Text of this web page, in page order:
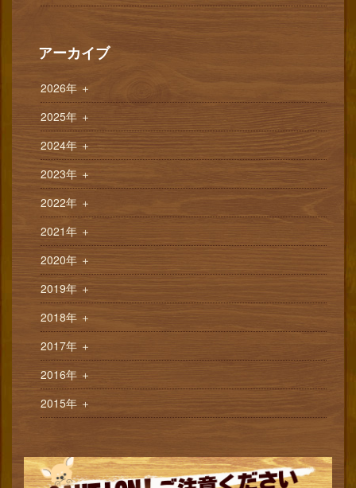
アーカイブ
2026年 ＋
2025年 ＋
2024年＋
2023年 ＋
2022年 ＋
2021年 ＋
2020年 ＋
2019年 ＋
2018年 ＋
2017年 ＋
2016年 ＋
2015年 ＋